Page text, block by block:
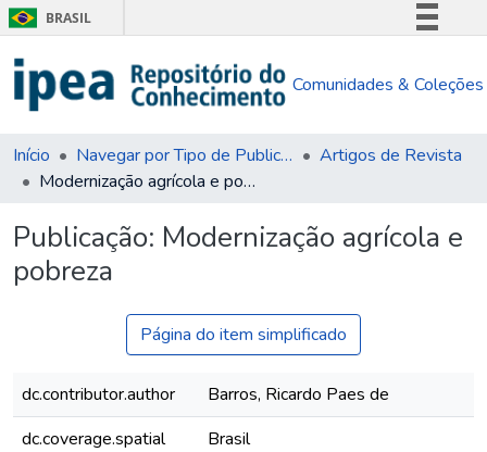
BRASIL
Comunica BR
Acesso à informação
Comunidades & Coleções
Início Navegar por Tipo de Publicação
Artigos de Revista
Modernização agrícola e pobreza
Publicação: Modernização agrícola e
pobreza
Página do item simplificado
dc.contributor.author
Barros, Ricardo Paes de
dc.coverage.spatial
Brasil